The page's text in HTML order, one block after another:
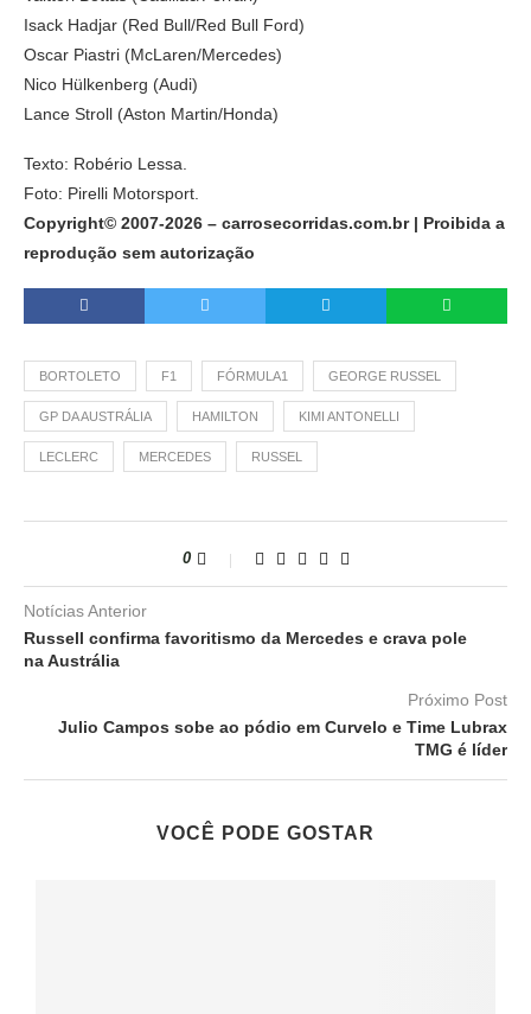
Isack Hadjar (Red Bull/Red Bull Ford)
Oscar Piastri (McLaren/Mercedes)
Nico Hülkenberg (Audi)
Lance Stroll (Aston Martin/Honda)
Texto: Robério Lessa.
Foto: Pirelli Motorsport.
Copyright© 2007-2026 – carrosecorridas.com.br | Proibida a
reprodução sem autorização
BORTOLETO F1 FÓRMULA1 GEORGE RUSSEL
GP DA AUSTRÁLIA HAMILTON KIMI ANTONELLI
LECLERC MERCEDES RUSSEL
0
Notícias Anterior
Russell confirma favoritismo da Mercedes e crava pole
na Austrália
Próximo Post
Julio Campos sobe ao pódio em Curvelo e Time Lubrax
TMG é líder
VOCÊ PODE GOSTAR